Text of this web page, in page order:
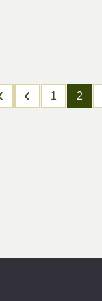
1 2